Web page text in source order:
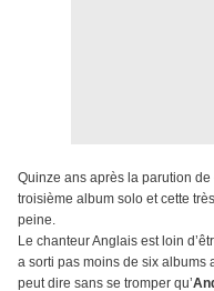
Quinze ans après la parution de
troisième album solo et cette
peine.
Le chanteur Anglais est loin
a sorti pas moins de six albums
peut dire sans se tromper qu’